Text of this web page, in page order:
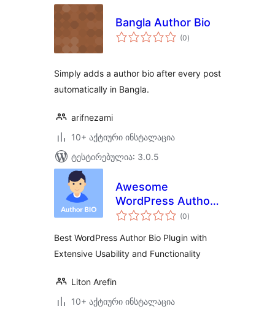
Bangla Author Bio
(0საერთო
რეიტინგი
)
Simply adds a author bio after every post
automatically in Bangla.
arifnezami
10+ აქტიური ინსტალაცია
ტესტირებულია: 3.0.5
Awesome
WordPress Author
Bio
(0საერთო
რეიტინგი
)
Best WordPress Author Bio Plugin with
Extensive Usability and Functionality
Liton Arefin
10+ აქტიური ინსტალაცია